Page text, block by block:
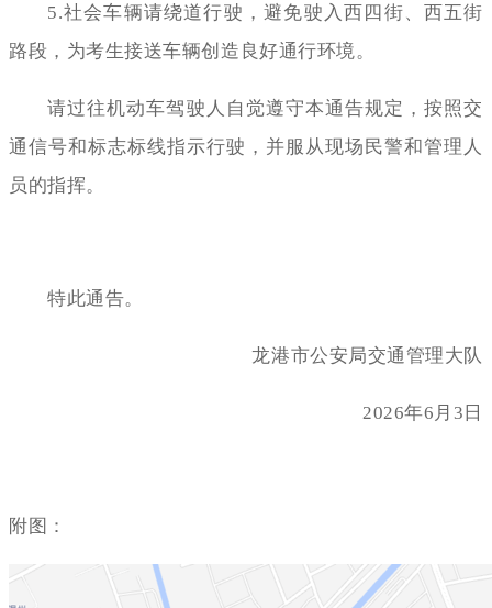
5.社会车辆请绕道行驶，避免驶入西四街、西五街
路段，为考生接送车辆创造良好通行环境。
请过往机动车驾驶人自觉遵守本通告规定，按照交
通信号和标志标线指示行驶，并服从现场民警和管理人
员的指挥。
特此通告。
龙港市公安局交通管理大队
2026年6月3日
附图：